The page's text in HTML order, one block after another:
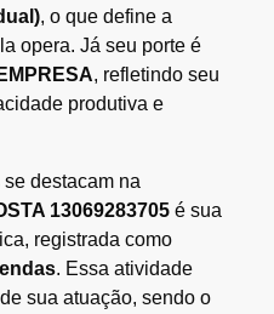
, o que define a
opera. Já seu porte é
, refletindo seu
produtiva e
destacam na
13069283705 é sua
registrada como
. Essa atividade
sua atuação, sendo o